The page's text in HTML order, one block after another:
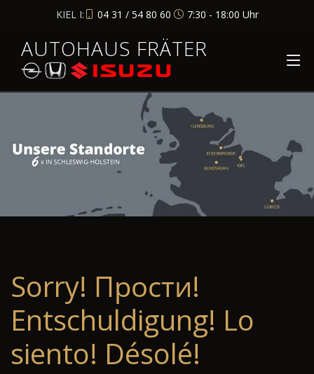
KIEL I: 04 31 / 54 80 60 7:30 - 18:00 Uhr
AUTOHAUS FRÄTER
Sorry! Прости!
Entschuldigung! Lo
siento! Désolé!